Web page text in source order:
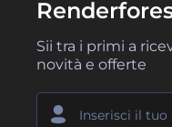
Sii tra i primi a
novità e offerte